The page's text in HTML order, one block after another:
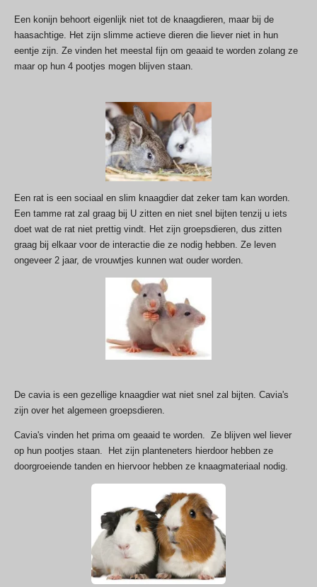
Een konijn behoort eigenlijk niet tot de knaagdieren, maar bij de
haasachtige. Het zijn slimme actieve dieren die liever niet in hun
eentje zijn. Ze vinden het meestal fijn om geaaid te worden zolang ze
maar op hun 4 pootjes mogen blijven staan.
Een rat is een sociaal en slim knaagdier dat zeker tam kan worden.
Een tamme rat zal graag bij U zitten en niet snel bijten tenzij u iets
doet wat de rat niet prettig vindt. Het zijn groepsdieren, dus zitten
graag bij elkaar voor de interactie die ze nodig hebben. Ze leven
ongeveer 2 jaar, de vrouwtjes kunnen wat ouder worden.
De cavia is een gezellige knaagdier wat niet snel zal bijten. Cavia's
zijn over het algemeen groepsdieren.
Cavia's vinden het prima om geaaid te worden. Ze blijven wel liever
op hun pootjes staan. Het zijn planteneters hierdoor hebben ze
doorgroeiende tanden en hiervoor hebben ze knaagmateriaal nodig.